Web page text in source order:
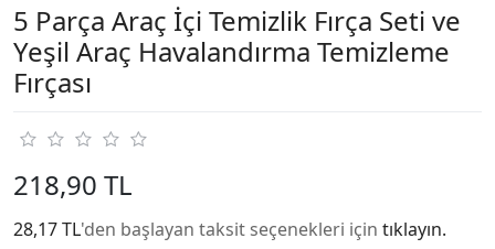
5 Parça Araç İçi Temizlik Fırça Seti ve
Yeşil Araç Havalandırma Temizleme
Fırçası
218,90 TL
28,17 TL'den başlayan taksit seçenekleri için tıklayın.